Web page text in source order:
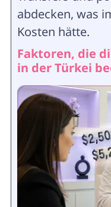
abdecken, was
Kosten hätte.
Faktoren, die
in der Türkei